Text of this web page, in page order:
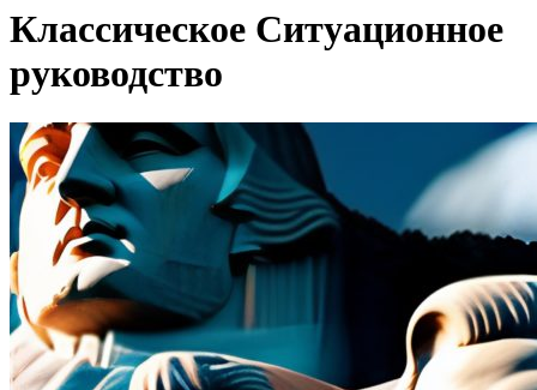
Классическое Ситуационное
руководство